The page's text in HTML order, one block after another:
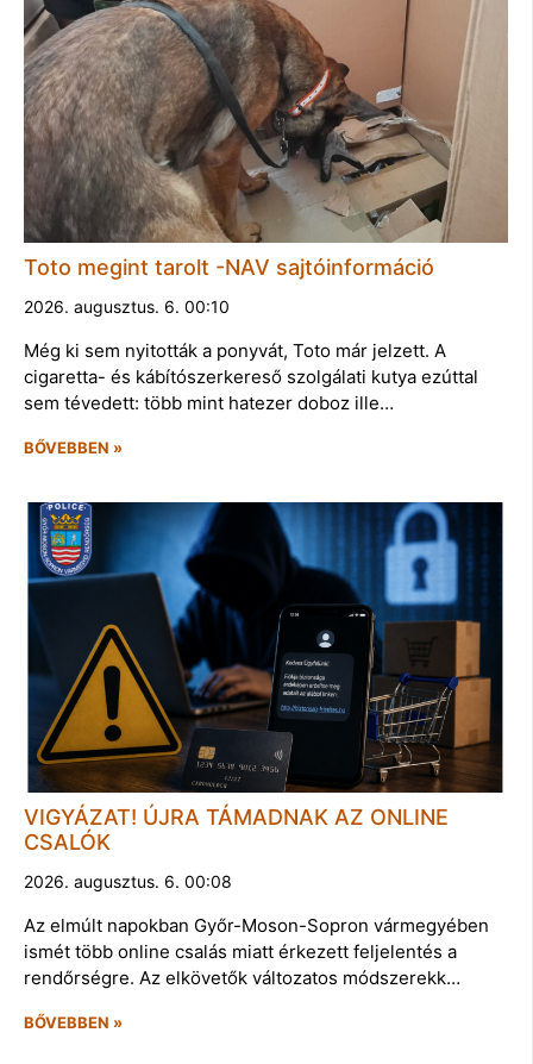
Toto megint tarolt -NAV sajtóinformáció
2026. augusztus. 6. 00:10
Még ki sem nyitották a ponyvát, Toto már jelzett. A
cigaretta- és kábítószerkereső szolgálati kutya ezúttal
sem tévedett: több mint hatezer doboz ille…
BŐVEBBEN »
VIGYÁZAT! ÚJRA TÁMADNAK AZ ONLINE
CSALÓK
2026. augusztus. 6. 00:08
Az elmúlt napokban Győr-Moson-Sopron vármegyében
ismét több online csalás miatt érkezett feljelentés a
rendőrségre. Az elkövetők változatos módszerekk…
BŐVEBBEN »